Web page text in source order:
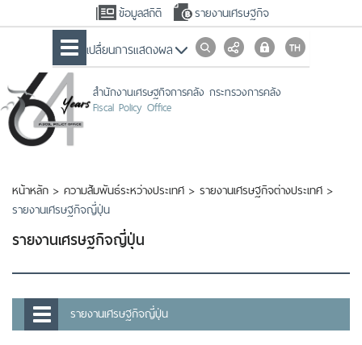
ข้อมูลสถิติ รายงานเศรษฐกิจ
เปลื่ยนการแสดงผล
สำนักงานเศรษฐกิจการคลัง กระทรวงการคลัง
Fiscal Policy Office
หน้าหลัก > ความสัมพันธ์ระหว่างประเทศ > รายงานเศรษฐกิจต่างประเทศ >
รายงานเศรษฐกิจญี่ปุ่น
รายงานเศรษฐกิจญี่ปุ่น
รายงานเศรษฐกิจญี่ปุ่น